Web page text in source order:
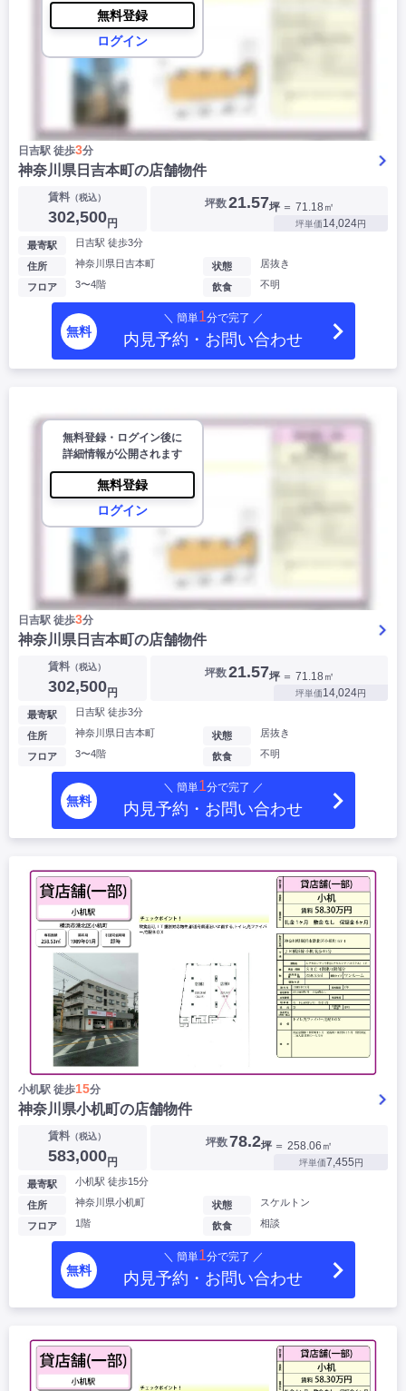
無料登録
ログイン
日吉駅 徒歩3分
神奈川県日吉本町の店舗物件
賃料（税込）
302,500円
坪数21.57坪 ＝ 71.18㎡
坪単価14,024円
最寄駅 日吉駅 徒歩3分
住所 神奈川県日吉本町
フロア 3〜4階
状態 居抜き
飲食 不明
無料
＼ 簡単1分で完了 ／
内見予約・お問い合わせ
無料登録・ログイン後に
詳細情報が公開されます
無料登録
ログイン
日吉駅 徒歩3分
神奈川県日吉本町の店舗物件
賃料（税込）
302,500円
坪数21.57坪 ＝ 71.18㎡
坪単価14,024円
最寄駅 日吉駅 徒歩3分
住所 神奈川県日吉本町
フロア 3〜4階
状態 居抜き
飲食 不明
無料
＼ 簡単1分で完了 ／
内見予約・お問い合わせ
小机駅 徒歩15分
神奈川県小机町の店舗物件
賃料（税込）
583,000円
坪数78.2坪 ＝ 258.06㎡
坪単価7,455円
最寄駅 小机駅 徒歩15分
住所 神奈川県小机町
フロア 1階
状態 スケルトン
飲食 相談
無料
＼ 簡単1分で完了 ／
内見予約・お問い合わせ